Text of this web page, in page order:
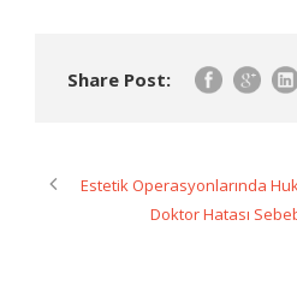
Share Post:
Estetik Operasyonlarında
Doktor Hatası